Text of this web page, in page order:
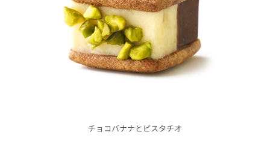
チョコバナナとピスタチオ